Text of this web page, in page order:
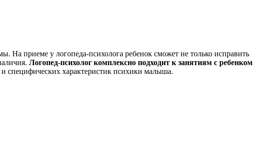
На приеме у логопеда-психолога ребенок сможет не только исправить
Логопед-психолог комплексно подходит к занятиям с ребенком
и специфических характеристик психики малыша.